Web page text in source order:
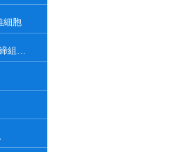
細胞
L-WRN 小鼠皮下結締組織細胞系